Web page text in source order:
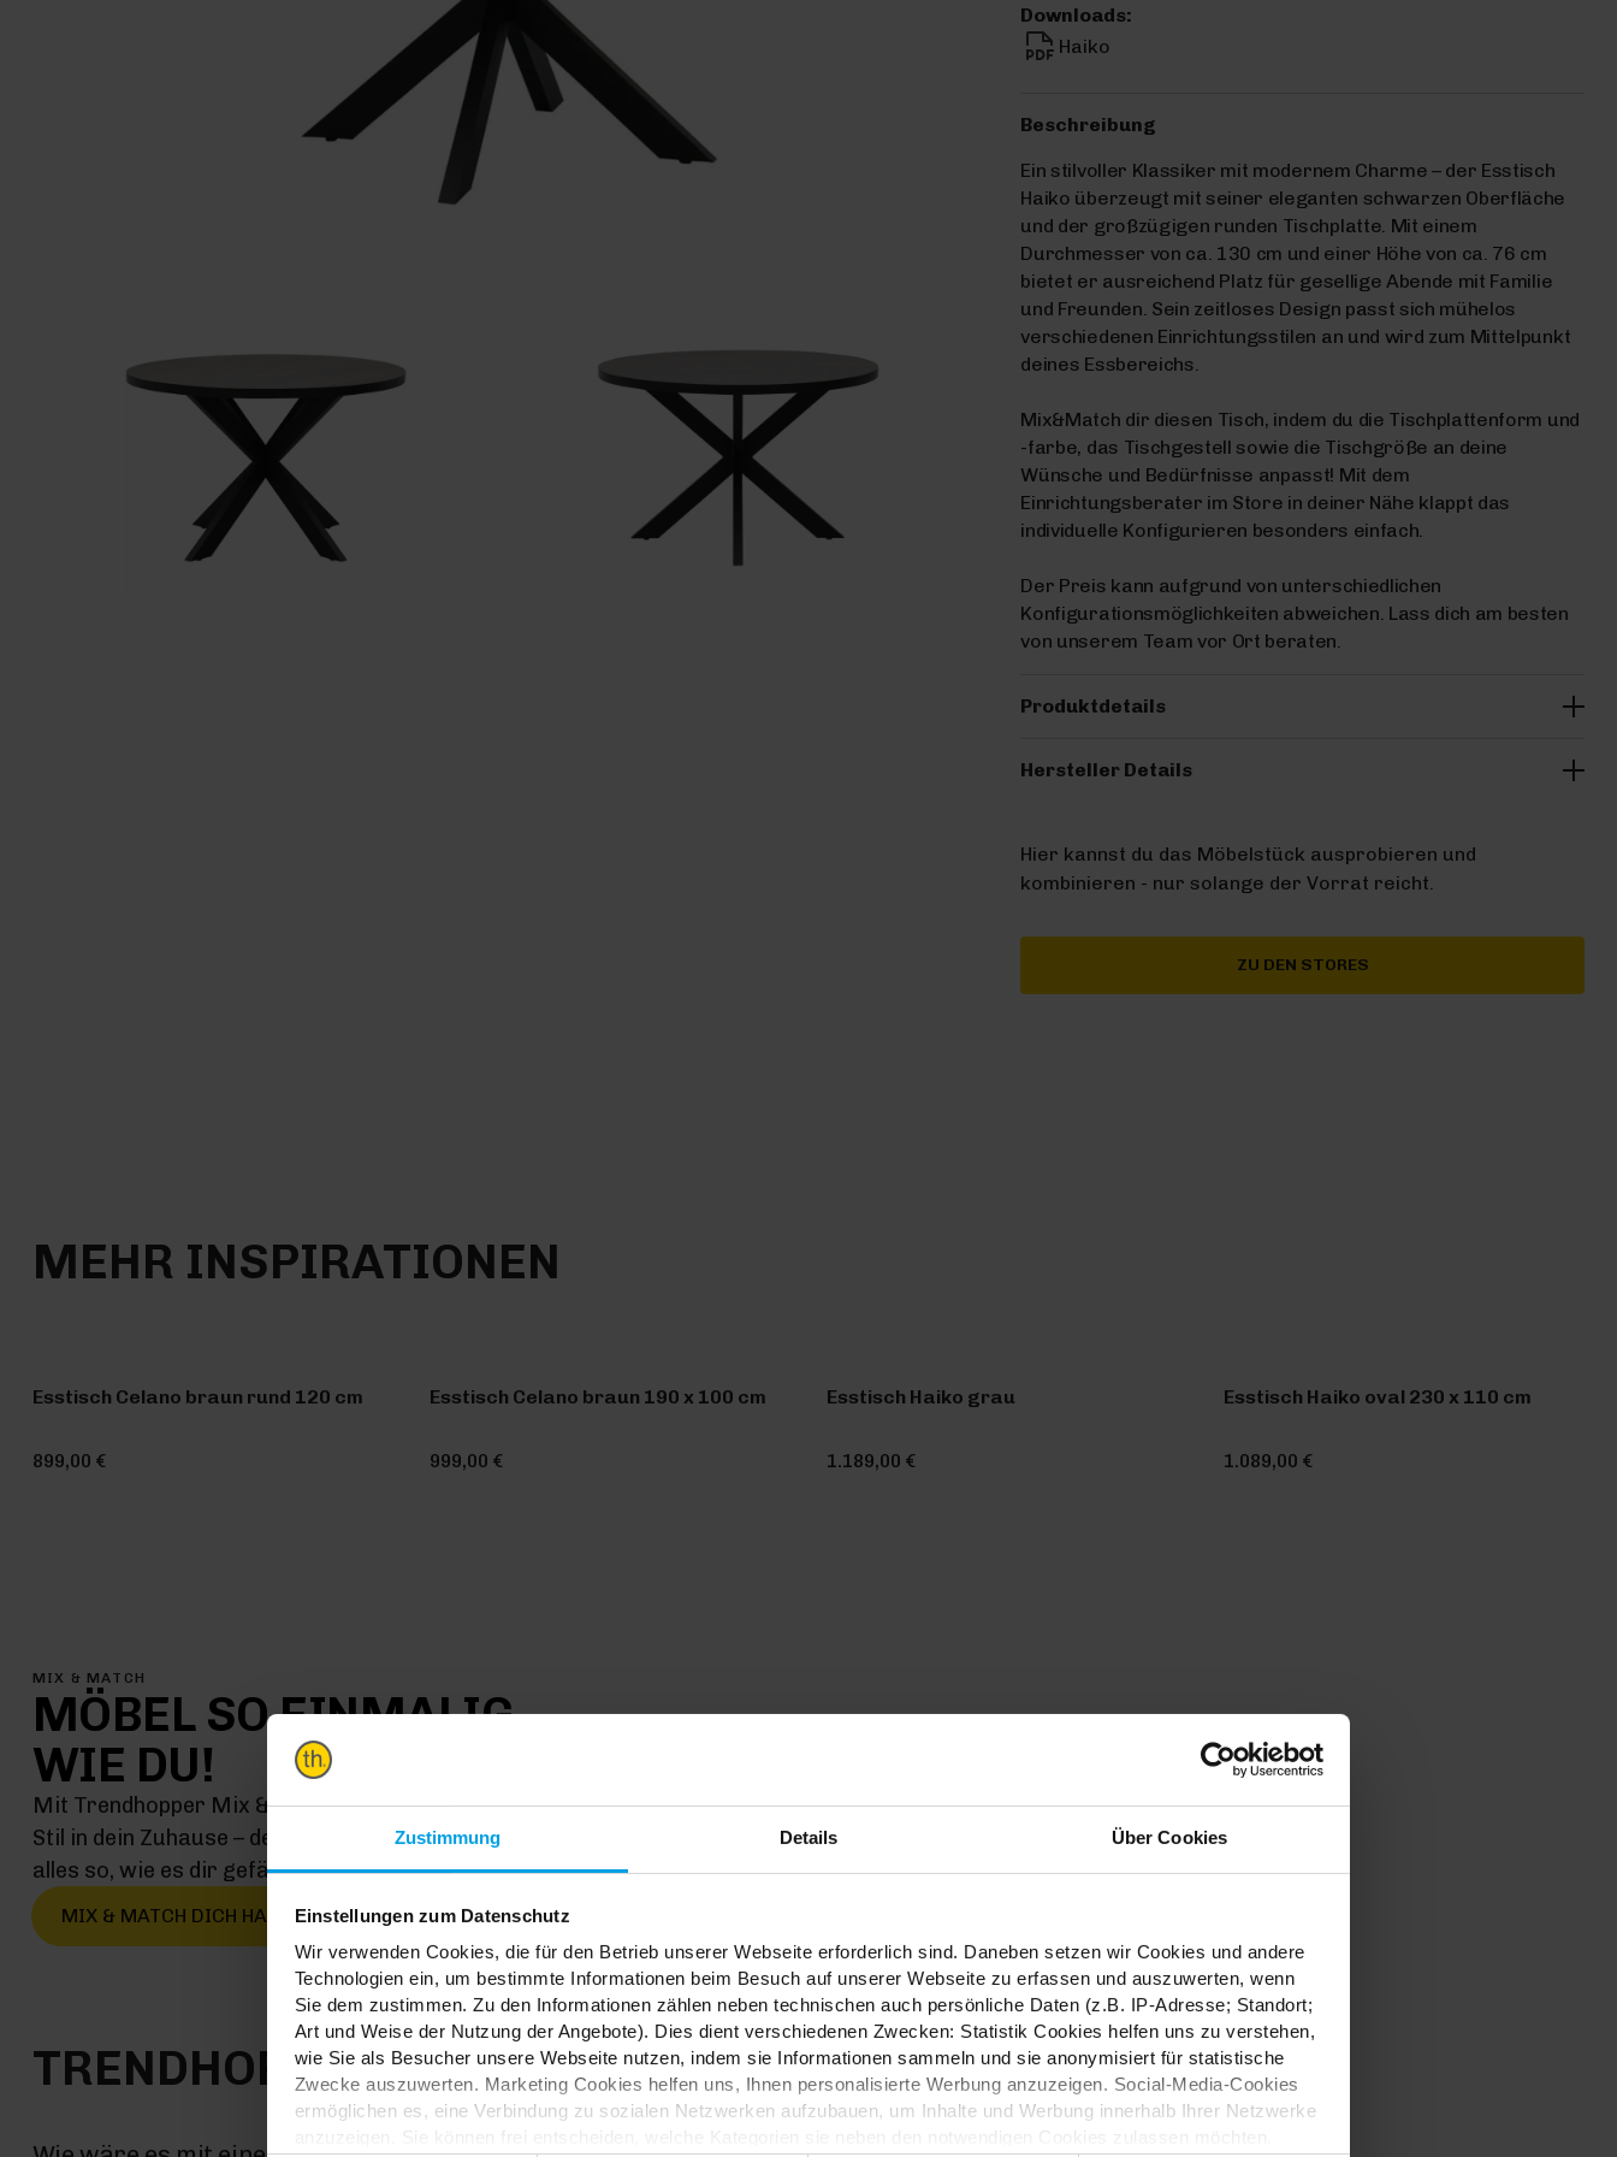
Zustimmung Details Über Cookies
Einstellungen zum Datenschutz
Wir verwenden Cookies, die für den Betrieb unserer Webseite erforderlich sind. Daneben setzen wir Cookies und andere
Technologien ein, um bestimmte Informationen beim Besuch auf unserer Webseite zu erfassen und auszuwerten, wenn
Sie dem zustimmen. Zu den Informationen zählen neben technischen auch persönliche Daten (z.B. IP-Adresse; Standort;
Art und Weise der Nutzung der Angebote). Dies dient verschiedenen Zwecken: Statistik Cookies helfen uns zu verstehen,
wie Sie als Besucher unsere Webseite nutzen, indem sie Informationen sammeln und sie anonymisiert für statistische
Zwecke auszuwerten. Marketing Cookies helfen uns, Ihnen personalisierte Werbung anzuzeigen. Social-Media-Cookies
ermöglichen es, eine Verbindung zu sozialen Netzwerken aufzubauen, um Inhalte und Werbung innerhalb Ihrer Netzwerke
Downloads:
Haiko
Beschreibung
Ein stilvoller Klassiker mit modernem Charme – der Esstisch
Haiko überzeugt mit seiner eleganten schwarzen Oberfläche
und der großzügigen runden Tischplatte. Mit einem
Durchmesser von ca. 130 cm und einer Höhe von ca. 76 cm
bietet er ausreichend Platz für gesellige Abende mit Familie
und Freunden. Sein zeitloses Design passt sich mühelos
verschiedenen Einrichtungsstilen an und wird zum Mittelpunkt
deines Essbereichs.
Mix&Match dir diesen Tisch, indem du die Tischplattenform und
-farbe, das Tischgestell sowie die Tischgröße an deine
Wünsche und Bedürfnisse anpasst! Mit dem
Einrichtungsberater im Store in deiner Nähe klappt das
individuelle Konfigurieren besonders einfach.
Der Preis kann aufgrund von unterschiedlichen
Konfigurationsmöglichkeiten abweichen. Lass dich am besten
von unserem Team vor Ort beraten.
Produktdetails
Hersteller Details
Hier kannst du das Möbelstück ausprobieren und
kombinieren - nur solange der Vorrat reicht.
ZU DEN STORES
MEHR INSPIRATIONEN
Esstisch Celano braun rund 120 cm
899,00 €
Esstisch Celano braun 190 x 100 cm
999,00 €
Esstisch Haiko grau
1.189,00 €
Esstisch Haiko oval 230 x 110 cm
1.089,00 €
MIX & MATCH
MÖBEL SO EINMALIG
WIE DU!
Mit Trendhopper Mix & Match kommt jetzt genau dein
Stil in dein Zuhause – denn hier kombinierst du einfach
alles so, wie es dir gefällt
MIX & MATCH DICH HAPPY
TRENDHOPPER STORES